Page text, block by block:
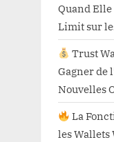
Quand Elle
Limit sur
Trust
Gagner de
Nouvelles
La
les Wallets